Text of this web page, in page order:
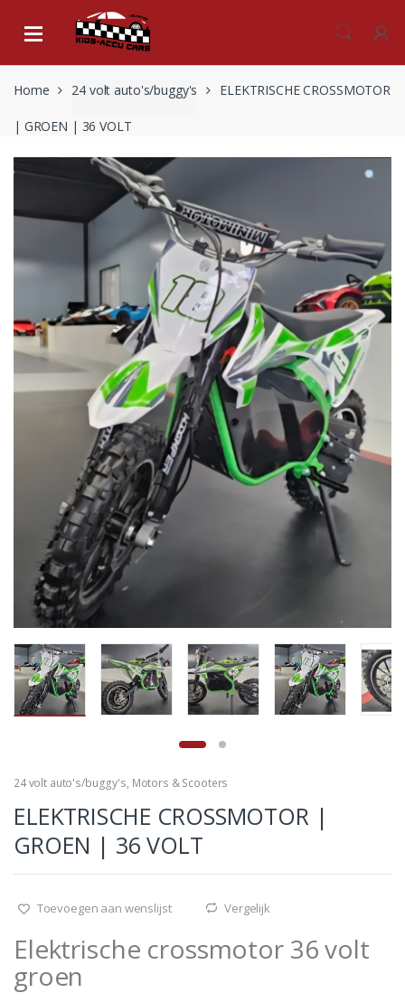
Home 24 volt auto's/buggy's ELEKTRISCHE CROSSMOTOR
| GROEN | 36 VOLT
24 volt auto's/buggy's, Motors & Scooters
ELEKTRISCHE CROSSMOTOR |
GROEN | 36 VOLT
Toevoegen aan wenslijst Vergelijk
Elektrische crossmotor 36 volt
groen